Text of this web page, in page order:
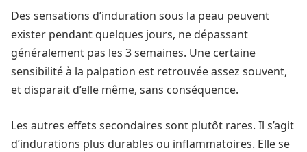
Des sensations d’induration sous la peau peuvent
exister pendant quelques jours, ne dépassant
généralement pas les 3 semaines. Une certaine
sensibilité à la palpation est retrouvée assez souvent,
et disparait d’elle même, sans conséquence.
Les autres effets secondaires sont plutôt rares. Il s’agit
d’indurations plus durables ou inflammatoires. Elle se